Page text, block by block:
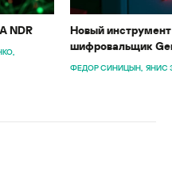
NDR
Новый
шифровальщик
ФЕДОР СИНИЦЫН ЯНИС